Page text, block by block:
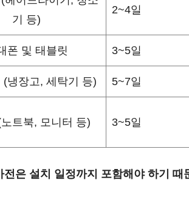
기 등)
2~4일
폰 및 태블릿 3~5일
(냉장고, 세탁기 등) 5~7일
트북, 모니터 등) 3~5일
전은 설치 일정까지 포함해야 하기